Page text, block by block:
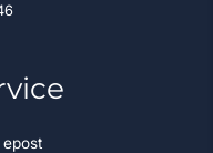
epost